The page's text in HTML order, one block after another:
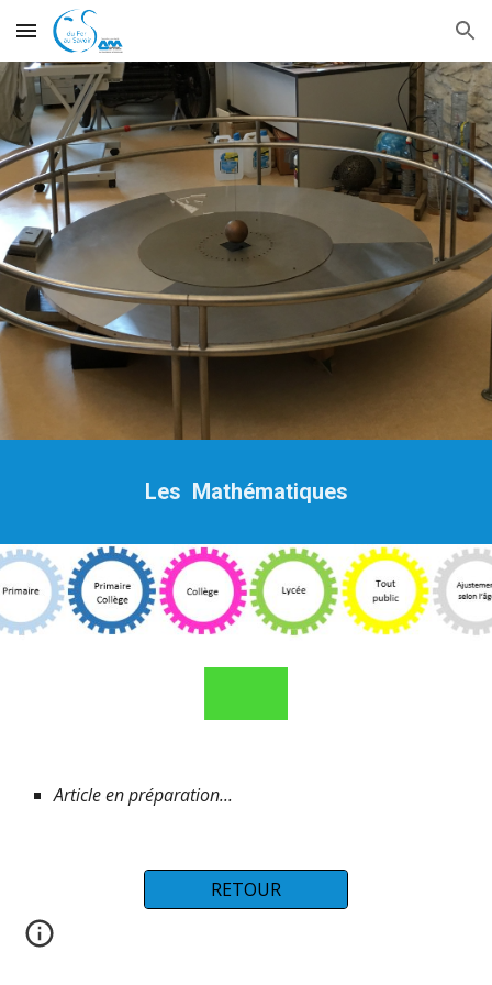
Skip to main content Skip to navigation
Les  Mathématiques
Article en préparation...
RETOUR